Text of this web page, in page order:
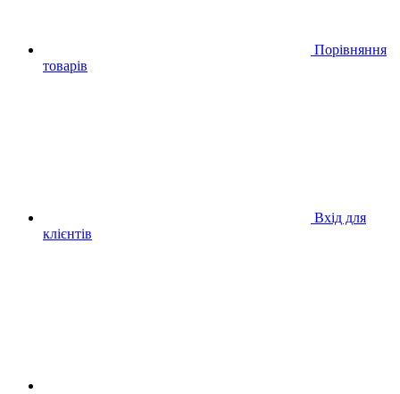
Порівняння
товарів
Вхід для
клієнтів